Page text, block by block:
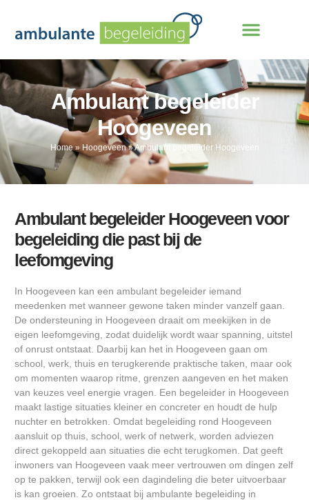
Ambulant begeleider
Hoogeveen
Home» Hoogeveen»Ambulant begeleider Hoogeveen
Ambulant begeleider Hoogeveen voor
begeleiding die past bij de
leefomgeving
In Hoogeveen kan een ambulant begeleider iemand
meedenken met wanneer gewone taken minder vanzelf gaan.
De ondersteuning in Hoogeveen draait om meekijken in de
eigen leefomgeving, zodat duidelijk wordt waar spanning, uitstel
of onrust ontstaat. Daarbij kan het in Hoogeveen gaan om
school, werk, thuis en terugkerende praktische taken, maar ook
om momenten waarop ritme, grenzen aangeven en het maken
van keuzes veel energie vragen. Een begeleider in Hoogeveen
maakt lastige situaties kleiner en concreter en houdt de hulp
nuchter en betrokken. Omdat begeleiding rond Hoogeveen
aansluit op thuis, school, werk of netwerk, worden adviezen
direct gekoppeld aan situaties die echt terugkomen. Dat geeft
inwoners van Hoogeveen vaak meer vertrouwen om dingen zelf
op te pakken, terwijl ook een dagindeling die beter uitvoerbaar
is kan groeien. Zo ontstaat bij ambulante begeleiding in